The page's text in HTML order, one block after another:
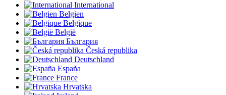
International
Belgien
Belgique
België
България
Česká republika
Deutschland
España
France
Hrvatska